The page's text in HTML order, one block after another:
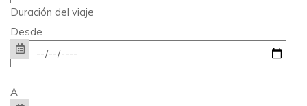
Duración del viaje
Desde
A